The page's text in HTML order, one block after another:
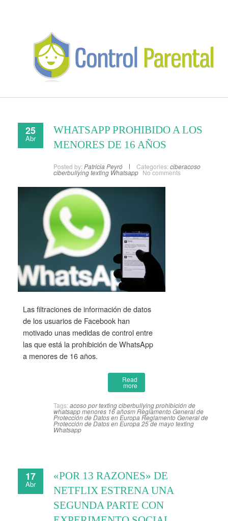
25
Abr
WHATSAPP PROHIBIDO A LOS
MENORES DE 16 AÑOS
Posted by: Patricia Peyró Categories: ciberacoso
ciberbullyingtexting Whatsapp No comments
Las filtraciones de información de datos
de los usuarios de Facebook han
motivado unas medidas de control entre
las que está la prohibición de WhatsApp
a menores de 16 años.
Read
more
Tags: acoso por textingciberbullyingprohibición de
whatsapp menores 16 añosmReglamento General de
Protección de Datos en Europa Reglamento General de
Protección de Datos en Europa 25 de mayotexting
Whatsapp
17
Abr
«POR 13 RAZONES» DE
NETFLIX ESTRENA UNA
SEGUNDA PARTE CON